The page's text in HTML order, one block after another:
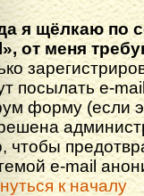
я щёлкаю по
от меня
посылать e-
форму (если
чтобы
e-mail
к началу